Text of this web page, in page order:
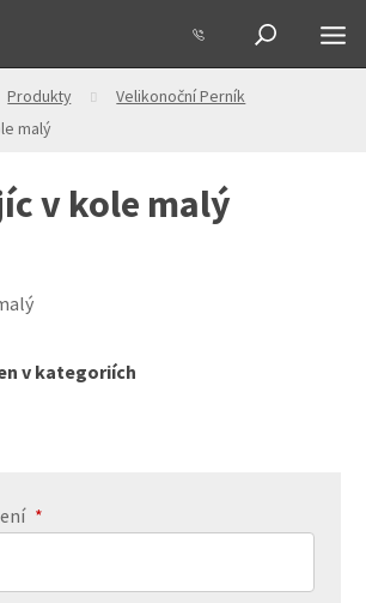
Produkty
Velikonoční Perník
malý
v kole malý
v kategoriích
*